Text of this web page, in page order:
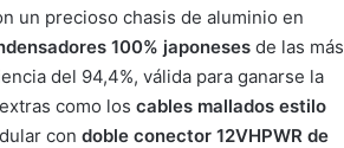
un precioso chasis de aluminio en
100% japoneses de las más
del 94,4%, válida para ganarse la
como los cables mallados estilo
con doble conector 12VHPWR de